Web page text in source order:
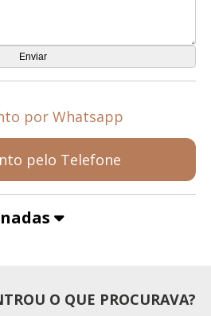
por Whatsapp
pelo Telefone
O QUE PROCURAVA?